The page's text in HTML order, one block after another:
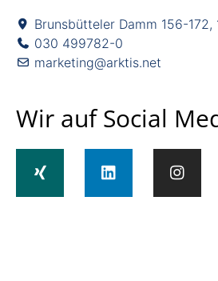
Brunsbütteler Damm 156-172,
030 499782-0
marketing@arktis.net
Wir auf Social